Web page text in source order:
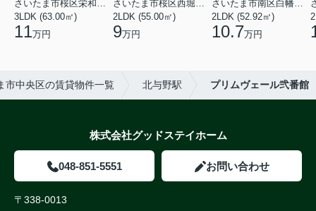
3LDK (63.00㎡)
11万円
2LDK (55.00㎡)
9万円
2LDK (52.92㎡)
10.7万円
市中央区の賃貸物件一覧 北与野駅 プリムヴェール弐番館
株式会社グッドステイホーム
048-851-5551 お問い合わせ
〒338-0013